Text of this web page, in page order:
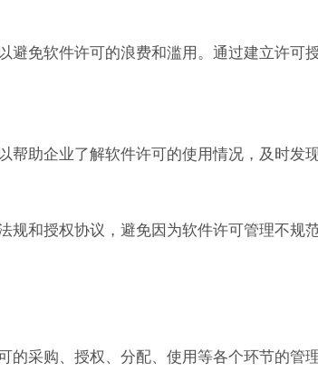
避免软件许可的浪费和滥用。通过建立许可
助企业了解软件许可的使用情况，及时发
和授权协议，避免因为软件许可管理不规
采购、授权、分配、使用等各个环节的管理